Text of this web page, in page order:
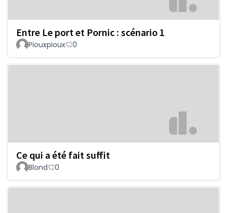
Entre Le port et Pornic : scénario 1
Piouxpioux 0
Ce qui a été fait suffit
Blond 0